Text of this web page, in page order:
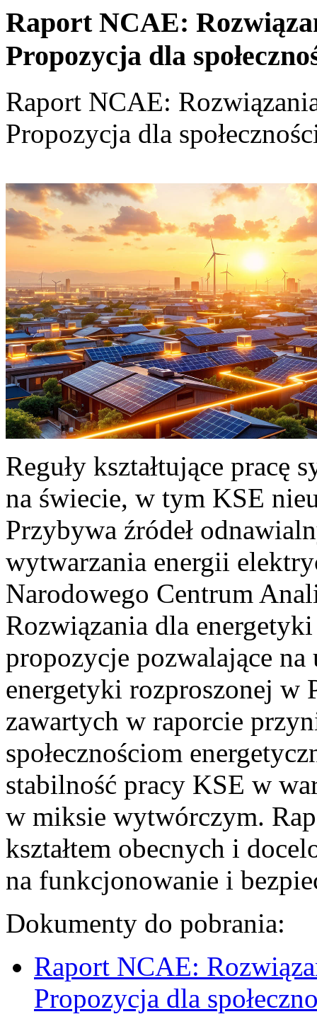
Raport NCAE:
Propozycja dla
Raport NCAE:
Propozycja dla
Reguły kształtujące pracę
na świecie, w tym KSE
Przybywa źródeł
wytwarzania energii
Narodowego Centrum
Rozwiązania dla
propozycje pozwalające
energetyki rozproszonej w
zawartych w raporcie
społecznościom
stabilność pracy KSE w
w miksie wytwórczym.
kształtem obecnych i
na funkcjonowanie i
Dokumenty do pobrania:
Raport NCAE:
Propozycja dla